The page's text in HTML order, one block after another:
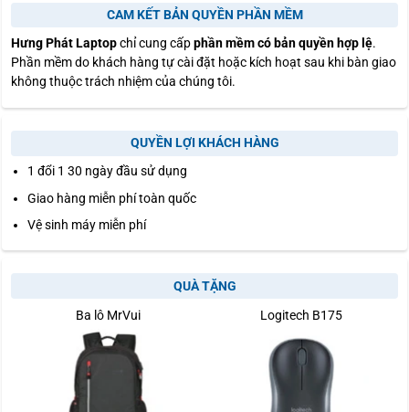
CAM KẾT BẢN QUYỀN PHẦN MỀM
Hưng Phát Laptopchỉ cung cấpphần mềm có bản quyền hợp lệ.
Phần mềm do khách hàng tự cài đặt hoặc kích hoạt sau khi bàn giao
không thuộc trách nhiệm của chúng tôi.
QUYỀN LỢI KHÁCH HÀNG
1 đổi 1 30 ngày đầu sử dụng
Giao hàng miễn phí toàn quốc
Vệ sinh máy miễn phí
QUÀ TẶNG
Ba lô MrVui Logitech B175